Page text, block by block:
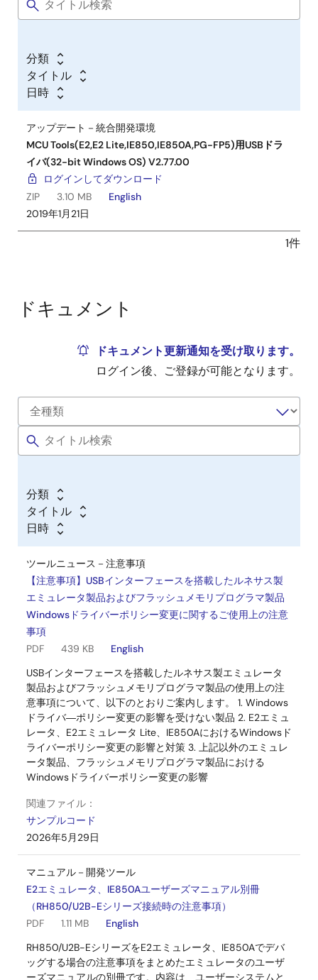
分類
タイトル
日時
アップデート－統合開発環境
MCU Tools(E2,E2 Lite,IE850,IE850A,PG-FP5)用USBドラ
イバ(32-bit Windows OS) V2.77.00
ログインしてダウンロード
ZIP
3.10 MB
English
2019年1月21日
1件
ドキュメント
ドキュメント更新通知を受け取ります。
ログイン後、ご登録が可能となります。
分類
タイトル
日時
ツールニュース－注意事項
【注意事項】USBインターフェースを搭載したルネサス製
エミュレータ製品およびフラッシュメモリプログラマ製品
Windowsドライバーポリシー変更に関するご使用上の注意
事項
PDF
439 KB
English
USBインターフェースを搭載したルネサス製エミュレータ
製品およびフラッシュメモリプログラマ製品の使用上の注
意事項について、以下のとおりご案内します。 1. Windows
ドライバ―ポリシー変更の影響を受けない製品 2. E2エミュ
レータ、E2エミュレータ Lite、IE850AにおけるWindowsド
ライバーポリシー変更の影響と対策 3. 上記以外のエミュレ
ータ製品、フラッシュメモリプログラマ製品における
Windowsドライバーポリシー変更の影響
関連ファイル：
サンプルコード
2026年5月29日
マニュアル－開発ツール
E2エミュレータ、IE850Aユーザーズマニュアル別冊
（RH850/U2B-Eシリーズ接続時の注意事項）
PDF
1.11 MB
English
RH850/U2B-EシリーズをE2エミュレータ、IE850Aでデバ
ッグする場合の注意事項をまとめたエミュレータのユーザ
ーズマニュアルの別冊です。内容は、ユーザーシステムと